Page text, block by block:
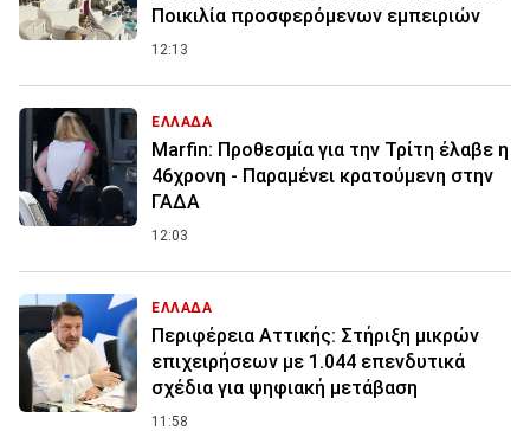
Ποικιλία προσφερόμενων εμπειριών
12:13
ΕΛΛΑΔΑ
Marfin: Προθεσμία για την Τρίτη έλαβε η
46χρονη - Παραμένει κρατούμενη στην
ΓΑΔΑ
12:03
ΕΛΛΑΔΑ
Περιφέρεια Αττικής: Στήριξη μικρών
επιχειρήσεων με 1.044 επενδυτικά
σχέδια για ψηφιακή μετάβαση
11:58